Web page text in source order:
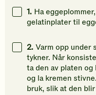
å
gi
1. Ha
gelatinplater til
2. Varm opp under
tykner. Når
ta den av platen
og la kremen
bruk, slik at den